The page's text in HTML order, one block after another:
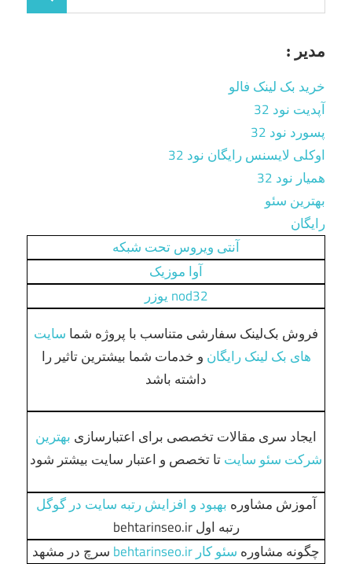
مدیر :
خرید بک لینک فالو
آپدیت نود 32
پسورد نود 32
اوکلی لایسنس رایگان نود 32
همیار نود 32
بهترین سئو
رایگان
آنتی ویروس تحت شبکه
آوا موزیک
nod32 یوزر
فروش بک‌لینک‌ سفارشی متناسب با پروژه شما سایت
های بک لینک رایگان و خدمات شما بیشترین تاثیر را
داشته باشد
ایجاد سری مقالات تخصصی برای اعتبارسازی بهترین
شرکت سئو سایتتا تخصص و اعتبار سایت بیشتر شود
آموزش مشاوره بهبود و افزایش رتبه سایت در گوگل
رتبه اول behtarinseo.ir
چگونه مشاوره سئو کار behtarinseo.ir
سرچ در مشهد